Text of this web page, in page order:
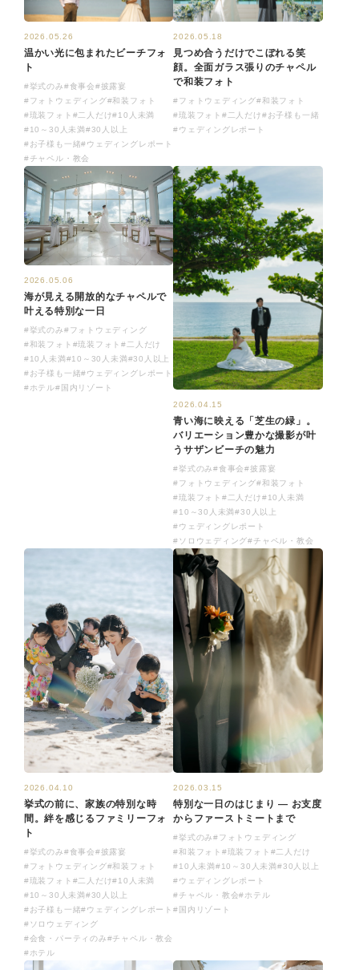
2026.05.26
温かい光に包まれたビーチフォ
ト
#挙式のみ#食事会#披露宴
#フォトウェディング#和装フォト
#琉装フォト #二人だけ#10人未満
#10～30人未満#30人以上
#お子様も一緒#ウェディングレポート
#チャペル・教会
2026.05.18
見つめ合うだけでこぼれる笑
顔。全面ガラス張りのチャペル
で和装フォト
#フォトウェディング#和装フォト
#琉装フォト #二人だけ#お子様も一緒
#ウェディングレポート
2026.05.06
海が見える開放的なチャペルで
叶える特別な一日
#挙式のみ#フォトウェディング
#和装フォト #琉装フォト#二人だけ
#10人未満#10～30人未満#30人以上
#お子様も一緒#ウェディングレポート
#ホテル#国内リゾート
2026.04.15
青い海に映える「芝生の緑」。
バリエーション豊かな撮影が叶
うサザンビーチの魅力
#挙式のみ#食事会#披露宴
#フォトウェディング#和装フォト
#琉装フォト #二人だけ#10人未満
#10～30人未満#30人以上
#ウェディングレポート
#ソロウェディング#チャペル・教会
2026.04.10
挙式の前に、家族の特別な時
間。絆を感じるファミリーフォ
ト
#挙式のみ#食事会#披露宴
#フォトウェディング#和装フォト
#琉装フォト #二人だけ#10人未満
#10～30人未満#30人以上
#お子様も一緒#ウェディングレポート
#ソロウェディング
#会食・パーティのみ#チャペル・教会
#ホテル
2026.03.15
特別な一日のはじまり ― お支度
からファーストミートまで
#挙式のみ#フォトウェディング
#和装フォト #琉装フォト #二人だけ
#10人未満#10～30人未満#30人以上
#ウェディングレポート
#チャペル・教会#ホテル
#国内リゾート